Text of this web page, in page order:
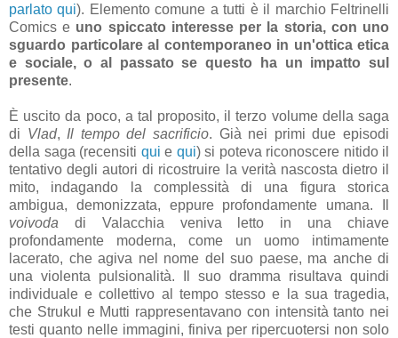
parlato qui). Elemento comune a tutti è il marchio Feltrinelli
Comics e uno spiccato interesse per la storia, con uno
sguardo particolare al contemporaneo in un'ottica etica
e sociale, o al passato se questo ha un impatto sul
presente.
È uscito da poco, a tal proposito, il terzo volume della saga
di Vlad, Il tempo del sacrificio. Già nei primi due episodi
della saga (recensiti qui e qui) si poteva riconoscere nitido il
tentativo degli autori di ricostruire la verità nascosta dietro il
mito, indagando la complessità di una figura storica
ambigua, demonizzata, eppure profondamente umana. Il
voivoda di Valacchia veniva letto in una chiave
profondamente moderna, come un uomo intimamente
lacerato, che agiva nel nome del suo paese, ma anche di
una violenta pulsionalità. Il suo dramma risultava quindi
individuale e collettivo al tempo stesso e la sua tragedia,
che Strukul e Mutti rappresentavano con intensità tanto nei
testi quanto nelle immagini, finiva per ripercuotersi non solo